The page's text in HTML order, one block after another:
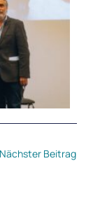
Nächster Beitrag